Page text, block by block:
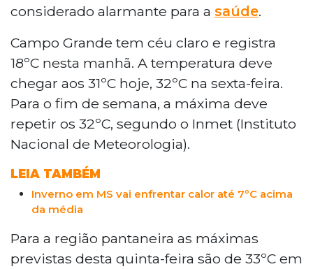
considerado alarmante para a saúde.
Campo Grande tem céu claro e registra
18ºC nesta manhã. A temperatura deve
chegar aos 31ºC hoje, 32ºC na sexta-feira.
Para o fim de semana, a máxima deve
repetir os 32ºC, segundo o Inmet (Instituto
Nacional de Meteorologia).
LEIA TAMBÉM
Inverno em MS vai enfrentar calor até 7ºC acima
da média
Para a região pantaneira as máximas
previstas desta quinta-feira são de 33ºC em